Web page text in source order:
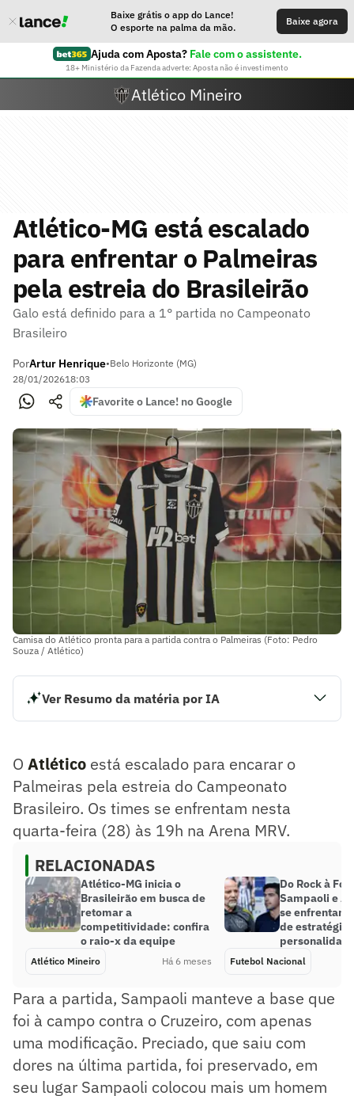
Baixe grátis o app do Lance!
O esporte na palma da mão.
Baixe agora
Ajuda com Aposta? Fale com o assistente.
18+ Ministério da Fazenda adverte: Aposta não é investimento
Atlético Mineiro
Atlético-MG está escalado
para enfrentar o Palmeiras
pela estreia do Brasileirão
Galo está definido para a 1° partida no Campeonato
Brasileiro
PorArtur Henrique•Belo Horizonte (MG)
28/01/202618:03
Favorite o Lance! no Google
Camisa do Atlético pronta para a partida contra o Palmeiras (Foto: Pedro
Souza / Atlético)
Ver Resumo da matéria por IA
Resumo supervisionado pelo jornalista!
O Atlético está escalado para encarar o
Palmeiras pela estreia do Campeonato
Brasileiro. Os times se enfrentam nesta
quarta-feira (28) às 19h na Arena MRV.
RELACIONADAS
Atlético-MG inicia o
Brasileirão em busca de
retomar a
competitividade: confira
o raio-x da equipe
Atlético Mineiro Há 6 meses
Do Rock à
Sampaoli e
se enfrentam
de
Futebol Nacional
Para a partida, Sampaoli manteve a base que
foi à campo contra o Cruzeiro, com apenas
uma modificação. Preciado, que saiu com
dores na última partida, foi preservado, em
seu lugar Sampaoli colocou mais um homem